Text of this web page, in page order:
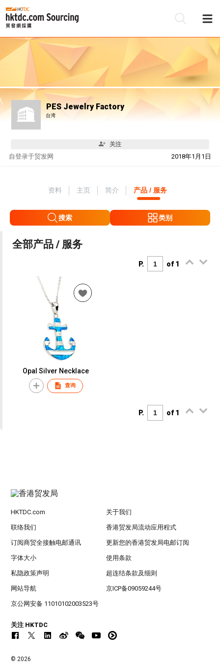
PES Jewelry Factory
台湾
关注
自 2018年1月1日
登录于贸发网
资料 主页 简介 产品 / 服务
搜索 类别
全部产品 / 服务
P. of 1
Opal Silver Necklace
查询
P. of 1
HKTDC.com 关于我们
联络我们 香港贸发局流动应用程式
订阅商贸全接触电邮通讯 更新您的香港贸发局电邮订阅
字体大小 使用条款
私隐政策声明 超连结条款及细则
网站导航 京ICP备09059244号
京公网安备 11010102003523号
关注 HKTDC
© 2026